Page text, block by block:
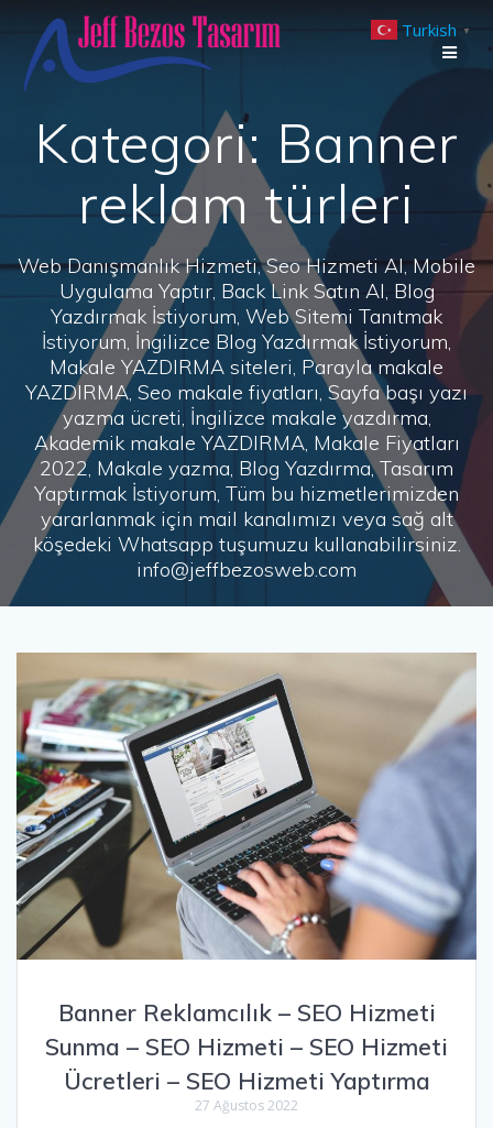
to
Kategori: Banner
reklam türleri
Web Danışmanlık Hizmeti, Seo Hizmeti Al, Mobile
Uygulama Yaptır, Back Link Satın Al, Blog
Yazdırmak İstiyorum, Web Sitemi Tanıtmak
İstiyorum, İngilizce Blog Yazdırmak İstiyorum,
Makale YAZDIRMA siteleri, Parayla makale
YAZDIRMA, Seo makale fiyatları, Sayfa başı yazı
yazma ücreti, İngilizce makale yazdırma,
Akademik makale YAZDIRMA, Makale Fiyatları
2022, Makale yazma, Blog Yazdırma, Tasarım
Yaptırmak İstiyorum, Tüm bu hizmetlerimizden
yararlanmak için mail kanalımızı veya sağ alt
köşedeki Whatsapp tuşumuzu kullanabilirsiniz.
info@jeffbezosweb.com
Banner Reklamcılık – SEO Hizmeti
Sunma – SEO Hizmeti – SEO Hizmeti
Ücretleri – SEO Hizmeti Yaptırma
27 Ağustos 2022
Turkish ▼